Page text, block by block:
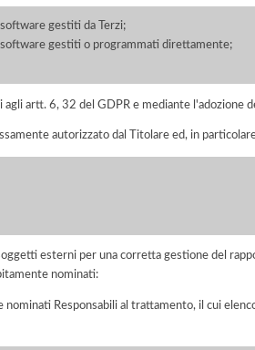
gestiti da Terzi;
gestiti o programmati direttamente;
artt. 6, 32 del GDPR e mediante l'adozione
autorizzato dal Titolare ed, in
esterni per una corretta gestione del
nominati:
Responsabili al trattamento, il cui